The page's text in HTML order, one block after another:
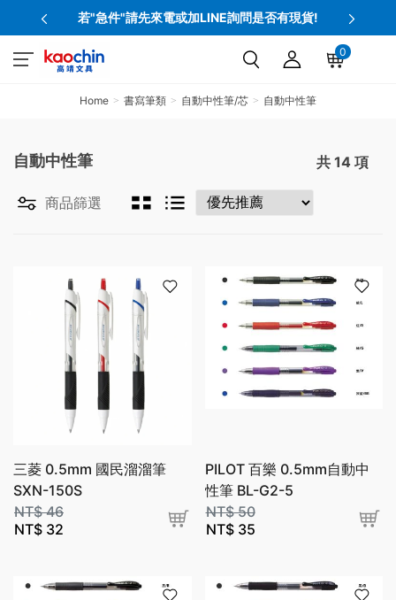
若"急件"請先來電或加LINE詢問是否有現貨!
0
Home 書寫筆類 自動中性筆/芯 自動中性筆
自動中性筆 共 14 項
商品篩選
三菱 0.5mm 國民溜溜筆
SXN-150S
NT$46
NT$ 32
PILOT 百樂 0.5mm自動中
性筆 BL-G2-5
NT$50
NT$35